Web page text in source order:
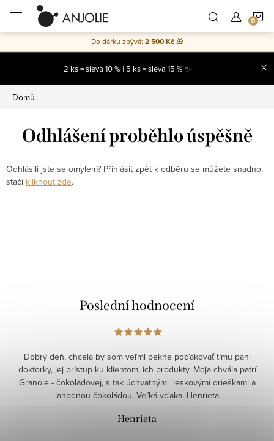
obsah
Do dárku zbývá: 2 500 Kč🎁
2 ks = sleva 10 % | 5 ks = sleva 15 % ✨
Domů
Odhlášení proběhlo úspěšně
Odhlásili jste se omylem? Přihlásit zpět k odběru se můžete snadno,
stačí kliknout zde.
Poslední hodnocení
Dobrý deň, chcela by som veľmi pekne poďakovať tímu pani
doktorky, jej prístup ku klientom, ich produkty. Moja chvála patrí
Granole - čokoládovej, s tak úchvatnými lieskovými orieškami a
lahodnou čokoládou. Veľká vďaka. Henrieta
Henrieta